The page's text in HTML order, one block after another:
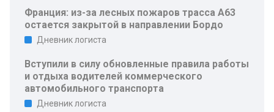
Франция: из-за лесных пожаров трасса A63
остается закрытой в направлении Бордо
Дневник логиста
Вступили в силу обновленные правила работы
и отдыха водителей коммерческого
автомобильного транспорта
Дневник логиста